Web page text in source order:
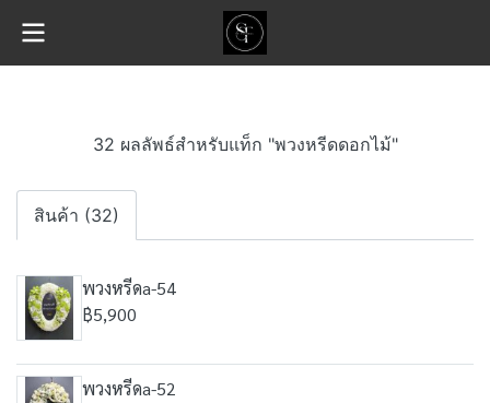
32 ผลลัพธ์สำหรับแท็ก "พวงหรีดดอกไม้"
สินค้า (32)
พวงหรีดa-54
฿5,900
พวงหรีดa-52